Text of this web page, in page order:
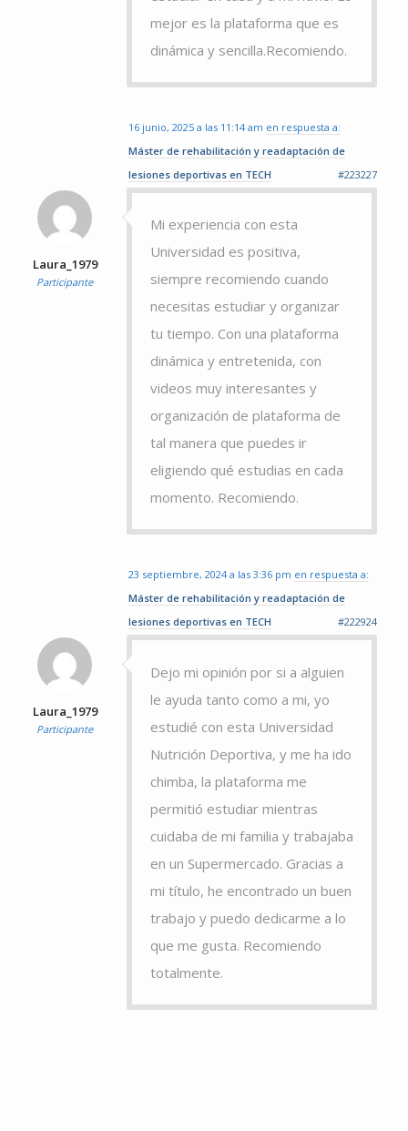
mejor es la plataforma que es
dinámica y sencilla.Recomiendo.
16 junio, 2025 a las 11:14 am en respuesta a:
Máster de rehabilitación y readaptación de
lesiones deportivas en TECH
#223227
Laura_1979
Participante
Mi experiencia con esta
Universidad es positiva,
siempre recomiendo cuando
necesitas estudiar y organizar
tu tiempo. Con una plataforma
dinámica y entretenida, con
videos muy interesantes y
organización de plataforma de
tal manera que puedes ir
eligiendo qué estudias en cada
momento. Recomiendo.
23 septiembre, 2024 a las 3:36 pm en respuesta a:
Máster de rehabilitación y readaptación de
lesiones deportivas en TECH
#222924
Laura_1979
Participante
Dejo mi opinión por si a alguien
le ayuda tanto como a mi, yo
estudié con esta Universidad
Nutrición Deportiva, y me ha ido
chimba, la plataforma me
permitió estudiar mientras
cuidaba de mi familia y trabajaba
en un Supermercado. Gracias a
mi título, he encontrado un buen
trabajo y puedo dedicarme a lo
que me gusta. Recomiendo
totalmente.